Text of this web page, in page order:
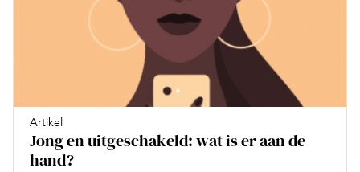
Artikel
Jong en uitgeschakeld: wat is er aan de
hand?